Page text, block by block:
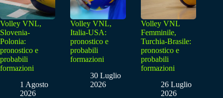
Volley VNL,
Slovenia-
Polonia:
pronostico e
probabili
formazioni
1 Agosto
2026
Volley VNL,
Italia-USA:
pronostico e
probabili
formazioni
30 Luglio
2026
Volley VNL
Femminile,
Turchia-Brasile:
pronostico e
probabili
formazioni
26 Luglio
2026